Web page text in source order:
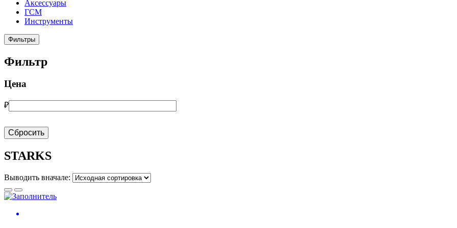
Аксессуары
ГСМ
Инструменты
Фильтры
Фильтр
Цена
₽
Сбросить
STARKS
Выводить вначале: